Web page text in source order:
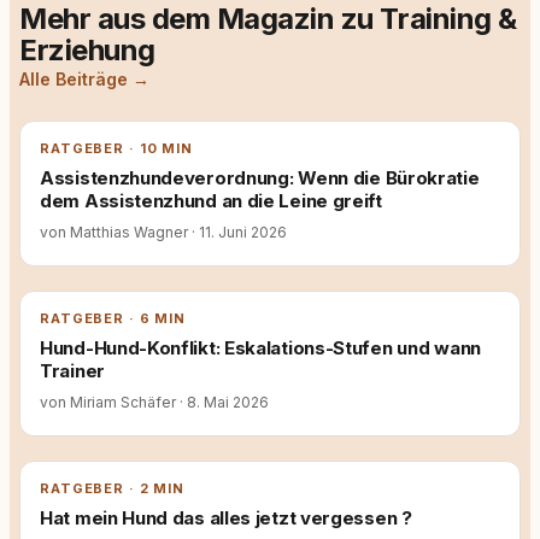
Mehr aus dem Magazin zu Training &
Erziehung
Alle Beiträge →
RATGEBER · 10 MIN
Assistenzhundeverordnung: Wenn die Bürokratie
dem Assistenzhund an die Leine greift
von Matthias Wagner · 11. Juni 2026
RATGEBER · 6 MIN
Hund-Hund-Konflikt: Eskalations-Stufen und wann
Trainer
von Miriam Schäfer · 8. Mai 2026
RATGEBER · 2 MIN
Hat mein Hund das alles jetzt vergessen ?